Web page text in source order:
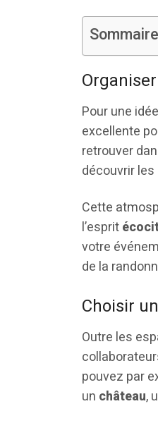
Sommaire
Pour une
excellente
retrouver
découvrir
Cette
l’esprit
votre
de la
Choisir
Outre les
pouvez par
un château,